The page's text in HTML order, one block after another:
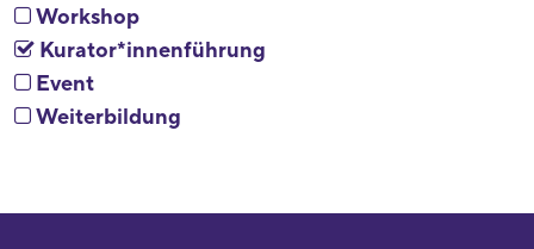
Workshop
Kurator*innenführung
Event
Weiterbildung